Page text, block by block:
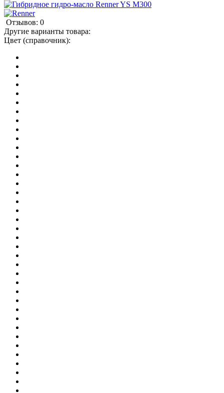
Отзывов: 0
Другие варианты товара:
Цвет (справочник):